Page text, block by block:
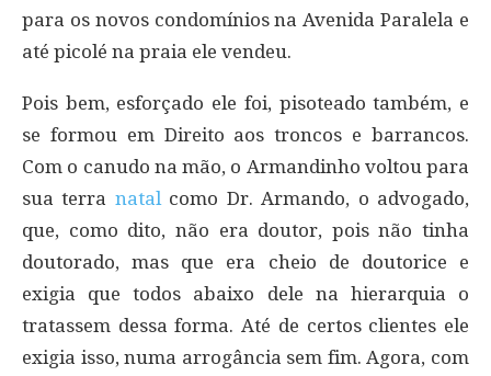
para os novos condomínios na Avenida Paralela e
até picolé na praia ele vendeu.
Pois bem, esforçado ele foi, pisoteado também, e
se formou em Direito aos troncos e barrancos.
Com o canudo na mão, o Armandinho voltou para
sua terra natal como Dr. Armando, o advogado,
que, como dito, não era doutor, pois não tinha
doutorado, mas que era cheio de doutorice e
exigia que todos abaixo dele na hierarquia o
tratassem dessa forma. Até de certos clientes ele
exigia isso, numa arrogância sem fim. Agora, com